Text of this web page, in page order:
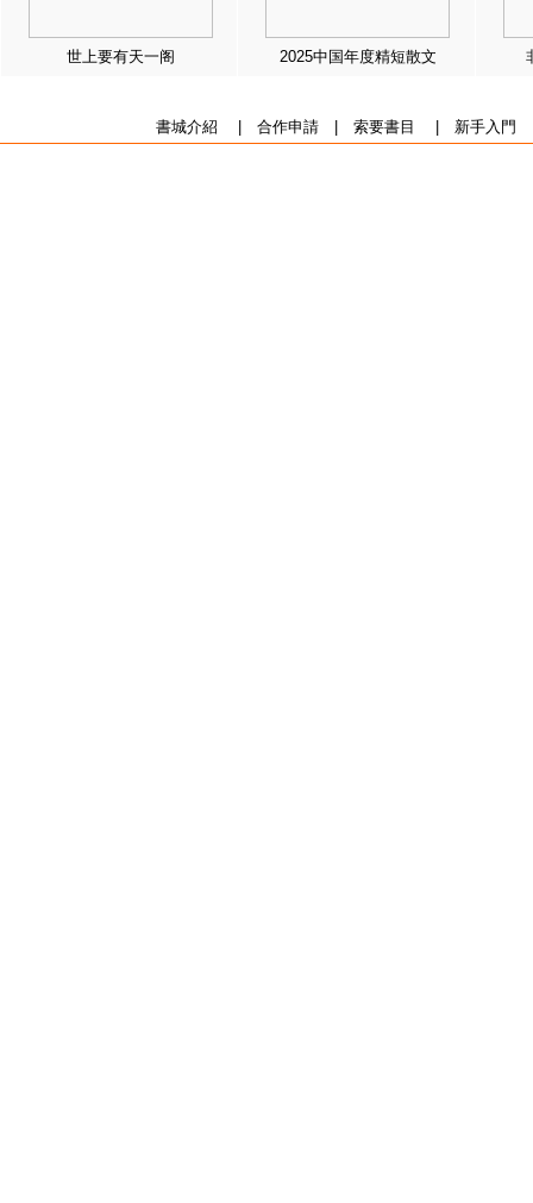
世上要有天一阁 2025中国年度精短散文
書城介紹 合作申請| 索要書目 新手入門